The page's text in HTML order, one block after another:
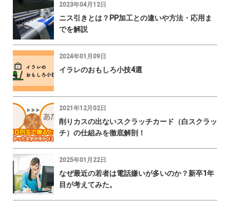
2023年04月12日
ニス引きとは？PP加工との違いや方法・応用ま
でを解説
2024年01月09日
イラレのおもしろ小技4選
2021年12月02日
削りカスの出ないスクラッチカード（白スクラッ
チ）の仕組みを徹底解剖！
2025年01月22日
なぜ最近の若者は電話嫌いが多いのか？新卒1年
目が考えてみた。